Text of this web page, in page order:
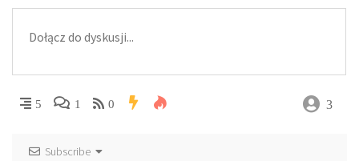
5 1 0 3
Subscribe